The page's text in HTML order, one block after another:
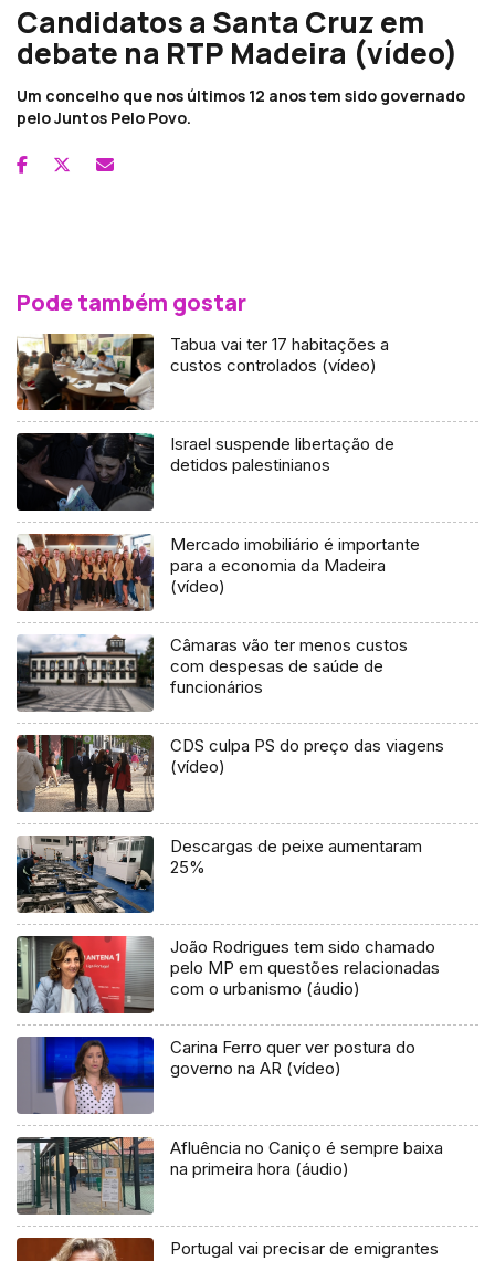
Candidatos a Santa Cruz em
debate na RTP Madeira (vídeo)
Um concelho que nos últimos 12 anos tem sido governado
pelo Juntos Pelo Povo.
Pode também gostar
Tabua vai ter 17 habitações a
custos controlados (vídeo)
Israel suspende libertação de
detidos palestinianos
Mercado imobiliário é importante
para a economia da Madeira
(vídeo)
Câmaras vão ter menos custos
com despesas de saúde de
funcionários
CDS culpa PS do preço das viagens
(vídeo)
Descargas de peixe aumentaram
25%
João Rodrigues tem sido chamado
pelo MP em questões relacionadas
com o urbanismo (áudio)
Carina Ferro quer ver postura do
governo na AR (vídeo)
Afluência no Caniço é sempre baixa
na primeira hora (áudio)
Portugal vai precisar de emigrantes